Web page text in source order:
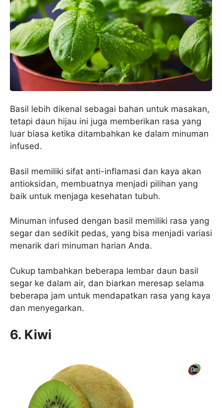
Basil lebih dikenal sebagai bahan untuk masakan,
tetapi daun hijau ini juga memberikan rasa yang
luar biasa ketika ditambahkan ke dalam minuman
infused.
Basil memiliki sifat anti-inflamasi dan kaya akan
antioksidan, membuatnya menjadi pilihan yang
baik untuk menjaga kesehatan tubuh.
Minuman infused dengan basil memiliki rasa yang
segar dan sedikit pedas, yang bisa menjadi variasi
menarik dari minuman harian Anda.
Cukup tambahkan beberapa lembar daun basil
segar ke dalam air, dan biarkan meresap selama
beberapa jam untuk mendapatkan rasa yang kaya
dan menyegarkan.
6. Kiwi